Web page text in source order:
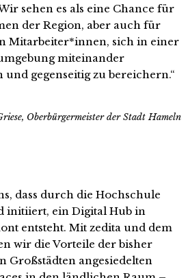
sehen es als eine Chance für
der Region, aber auch für
Mitarbeiter*innen, sich in einer
miteinander
und gegenseitig zu bereichern.“
Oberbürgermeister der Stadt Hameln
dass durch die Hochschule
initiiert, ein Digital Hub in
entsteht. Mit zedita und dem
wir die Vorteile der bisher
Großstädten angesiedelten